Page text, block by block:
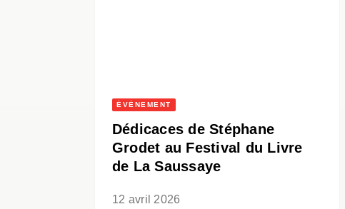
ÉVÈNEMENT
Dédicaces de Stéphane
Grodet au Festival du Livre
de La Saussaye
12 avril 2026